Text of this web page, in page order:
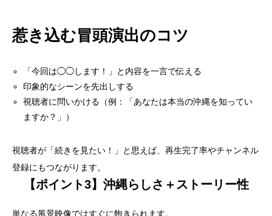
惹き込む冒頭演出のコツ
「今回は◯◯します！」と内容を一言で伝える
印象的なシーンを先出しする
視聴者に問いかける（例：「あなたは本当の沖縄を知ってい
ますか？」）
視聴者が「続きを見たい！」と思えば、再生完了率やチャンネル
登録にもつながります。
【ポイント3】沖縄らしさ＋ストーリー性
単なる風景映像ではすぐに飽きられます。